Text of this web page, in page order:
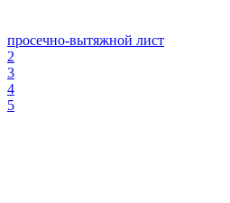
просечно-вытяжной лист
2
3
4
5